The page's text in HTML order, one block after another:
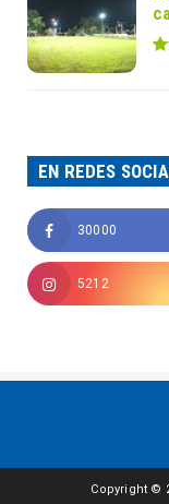
EN REDES
30000
5212
Copyright ©